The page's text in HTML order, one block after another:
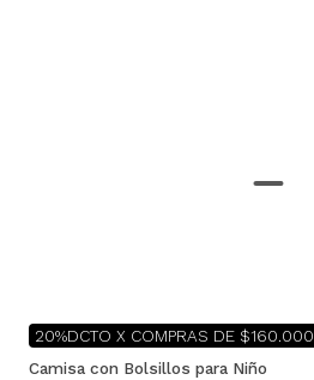
20%DCTO X COMPRAS DE $160.000
Camisa con Bolsillos para Niño